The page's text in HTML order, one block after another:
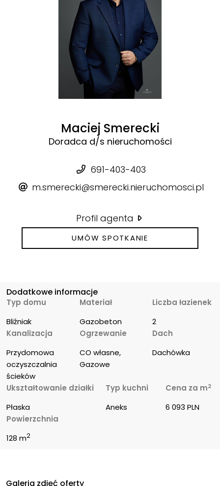
Maciej Smerecki
Doradca d/s nieruchomości
691-403-403
m.smerecki@smerecki.nieruchomosci.pl
Profil agenta
UMÓW SPOTKANIE
Dodatkowe informacje
Typ domu
Bliźniak
Materiał
Gazobeton
Liczba łazienek
2
Kanalizacja
Przydomowa
oczyszczalnia
ścieków
Ogrzewanie
CO własne,
Gazowe
Dach
Dachówka
Ukształtowanie działki
Płaska
Typ kuchni
Aneks
Cena za m2
6 093 PLN
Powierzchnia
128 m2
Galeria zdjęć oferty